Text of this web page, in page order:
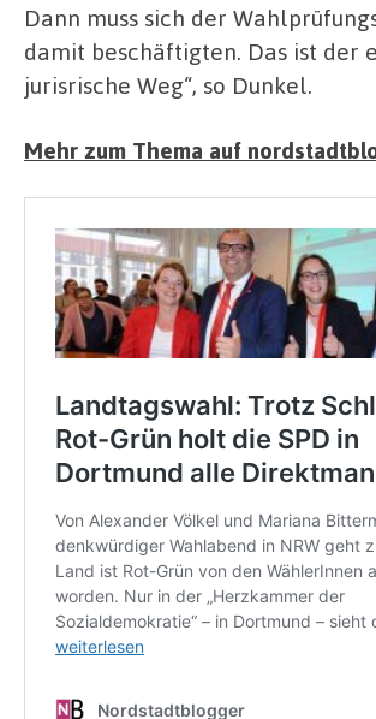
Dann muss sich der
damit beschäftigten. Das ist der
jurisrische Weg“, so Dunkel.
Mehr zum Thema auf